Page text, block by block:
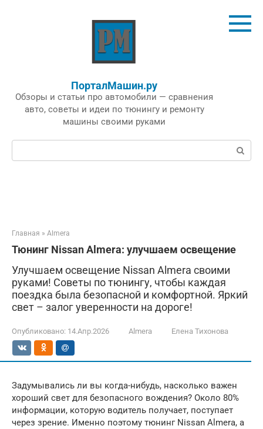
ПорталМашин.ру
Обзоры и статьи про автомобили — сравнения
авто, советы и идеи по тюнингу и ремонту
машины своими руками
Поиск:
Главная » Almera
Тюнинг Nissan Almera: улучшаем освещение
Улучшаем освещение Nissan Almera своими
руками! Советы по тюнингу, чтобы каждая
поездка была безопасной и комфортной. Яркий
свет – залог уверенности на дороге!
Опубликовано: 14.Апр.2026 Almera Елена Тихонова
Задумывались ли вы когда-нибудь, насколько важен
хороший свет для безопасного вождения? Около 80%
информации, которую водитель получает, поступает
через зрение. Именно поэтому тюнинг Nissan Almera, а